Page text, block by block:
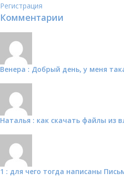
Регистрация
Комментарии
Венера : Добрый день, у меня
Наталья : как скачать файлы из
1 : для чего тогда написаны